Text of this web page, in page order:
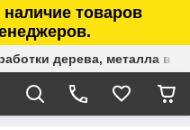
товаров
дерева, металла в